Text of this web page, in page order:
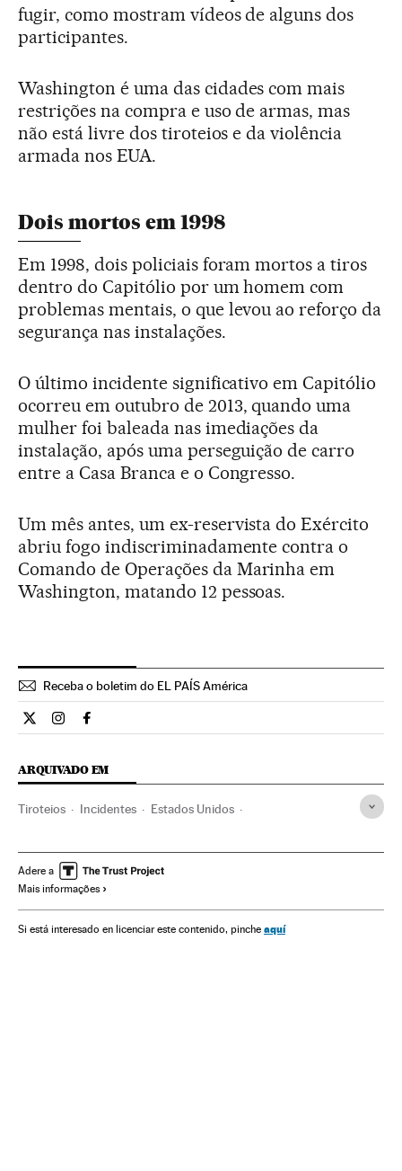
fugir, como mostram vídeos de alguns dos
participantes.
Washington é uma das cidades com mais
restrições na compra e uso de armas, mas
não está livre dos tiroteios e da violência
armada nos EUA.
Dois mortos em 1998
Em 1998, dois policiais foram mortos a tiros
dentro do Capitólio por um homem com
problemas mentais, o que levou ao reforço da
segurança nas instalações.
O último incidente significativo em Capitólio
ocorreu em outubro de 2013, quando uma
mulher foi baleada nas imediações da
instalação, após uma perseguição de carro
entre a Casa Branca e o Congresso.
Um mês antes, um ex-reservista do Exército
abriu fogo indiscriminadamente contra o
Comando de Operações da Marinha em
Washington, matando 12 pessoas.
Receba o boletim do EL PAÍS América
Internacional El País Brasil en Twitter
Internacional El País Brasil en Instagram
Internacional El País Brasil en Facebook
ARQUIVADO EM
Tiroteios Incidentes Estados Unidos
Washington D.C.
Adere a
Mais informações
Si está interesado en licenciar este contenido, pinche aquí